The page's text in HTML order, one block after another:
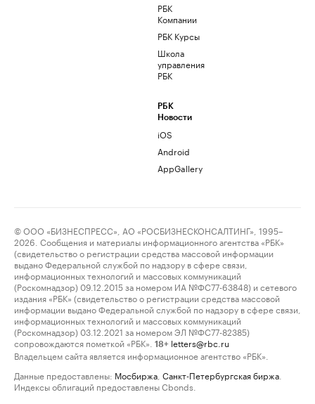
РБК
Компании
РБК Курсы
Школа
управления
РБК
РБК
Новости
iOS
Android
AppGallery
© ООО «БИЗНЕСПРЕСС», АО «РОСБИЗНЕСКОНСАЛТИНГ», 1995–
2026. Сообщения и материалы информационного агентства «РБК»
(свидетельство о регистрации средства массовой информации
выдано Федеральной службой по надзору в сфере связи,
информационных технологий и массовых коммуникаций
(Роскомнадзор) 09.12.2015 за номером ИА №ФС77-63848) и сетевого
издания «РБК» (свидетельство о регистрации средства массовой
информации выдано Федеральной службой по надзору в сфере связи,
информационных технологий и массовых коммуникаций
(Роскомнадзор) 03.12.2021 за номером ЭЛ №ФС77-82385)
сопровождаются пометкой «РБК».
18+ letters@rbc.ru
Владельцем сайта является информационное агентство «РБК».
Данные предоставлены: Мосбиржа Санкт-Петербургская биржа
Индексы облигаций предоставлены Cbonds.